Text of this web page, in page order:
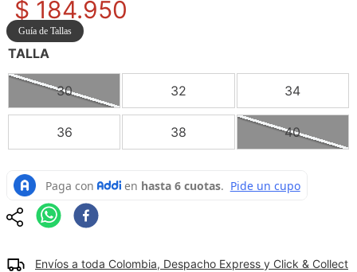
$ 184.950
Guía de Tallas
TALLA
30 32 34
36 38 40
Envíos a toda Colombia, Despacho Express y Click & Collect
9. camisetas hombre
10